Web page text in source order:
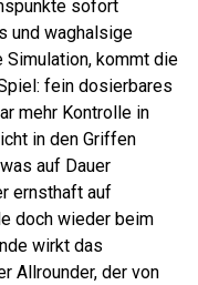
sofort
und waghalsige
Simulation, kommt die
fein dosierbares
mehr Kontrolle in
in den Griffen
auf Dauer
ernsthaft auf
doch wieder beim
wirkt das
Allrounder, der von